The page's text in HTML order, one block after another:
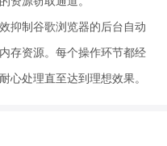
抑制谷歌浏览器的后台自动
存资源。每个操作环节都经
心处理直至达到理想效果。